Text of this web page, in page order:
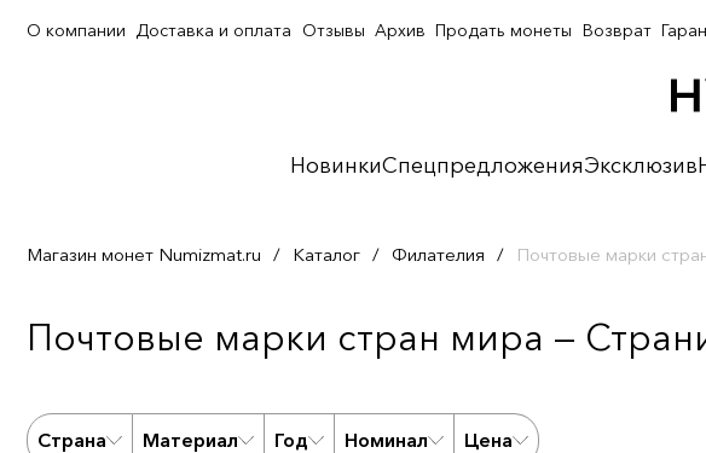
НовинкиСпецпредложенияЭксклюзив
О компании Доставка и оплата Отзывы Архив Продать монеты Возврат
Магазин монет Numizmat.ru / Каталог / Филателия / Почтовые марки
Почтовые марки стран мира —
Страна Материал Год Номинал Цена